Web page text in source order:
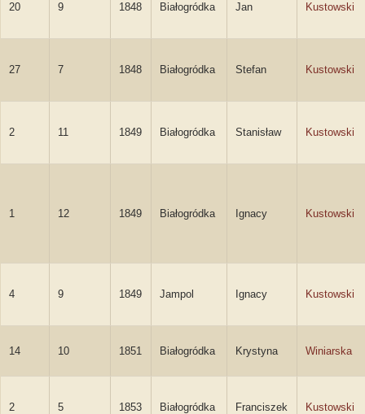
20 9 1848 Białogródka Jan Kustowski
27 7 1848 Białogródka Stefan Kustowski
2 11 1849 Białogródka Stanisław Kustowski
1 12 1849 Białogródka Ignacy Kustowski
4 9 1849 Jampol Ignacy Kustowski
14 10 1851 Białogródka Krystyna Winiarska
2 5 1853 Białogródka Franciszek Kustowski